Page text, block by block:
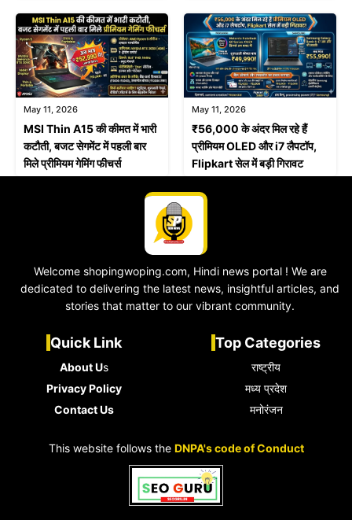
May 11, 2026
MSI Thin A15 की कीमत में भारी
कटौती, बजट सेगमेंट में पहली बार
मिले प्रीमियम गेमिंग फीचर्स
May 11, 2026
₹56,000 के अंदर मिल रहे हैं
प्रीमियम OLED और i7 लैपटॉप,
Flipkart सेल में बड़ी गिरावट
Welcome shopingwoping.com, Hindi news portal ! We are
dedicated to delivering the latest news, insightful articles, and
stories that matter to our vibrant community.
Quick Link
About Us
Privacy Policy
Contact Us
Top Categories
राष्ट्रीय
मध्य प्रदेश
मनोरंजन
This website follows the DNPA's code of Conduct